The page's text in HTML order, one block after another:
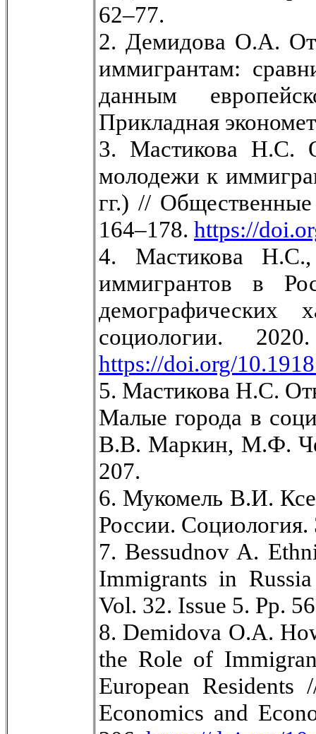
62–77.
2. Демидова О.А.
иммигрантам:
данным
Прикладная
3. Мастикова Н.С.
молодежи к
гг.) //
164–178. https://
4. Мастикова
иммигрантов в
демографических
социологии.
https://doi.org/
5. Мастикова Н.С.
Малые города в
В.В. Маркин, М.Ф.
207.
6. Мукомель В.И.
России.
7. Bessudnov A.
Immigrants in
Vol. 32. Issue 5. Рp.
8. Demidova O.A.
the Role of
European
Economics and